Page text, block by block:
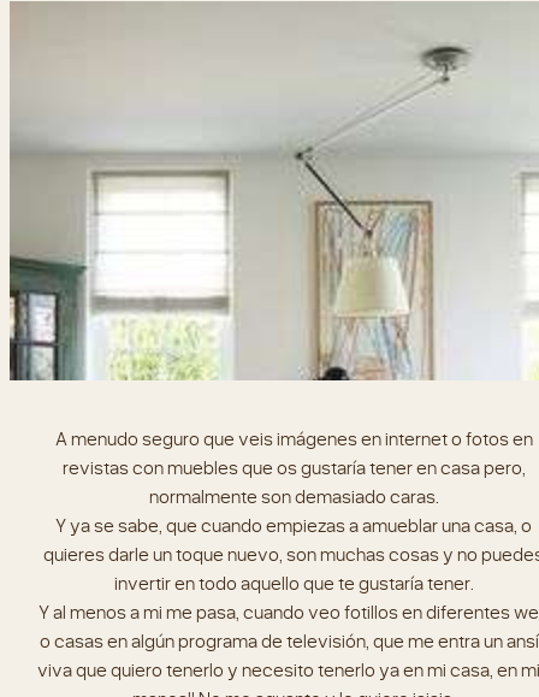
A menudo seguro que veis imágenes en internet o fotos en
revistas con muebles que os gustaría tener en casa pero,
normalmente son demasiado caras.
Y ya se sabe, que cuando empiezas a amueblar una casa, o
quieres darle un toque nuevo, son muchas cosas y no
invertir en todo aquello que te gustaría tener.
Y al menos a mi me pasa, cuando veo fotillos en diferentes
o casas en algún programa de televisión, que me entra un
viva que quiero tenerlo y necesito tenerlo ya en mi casa, en